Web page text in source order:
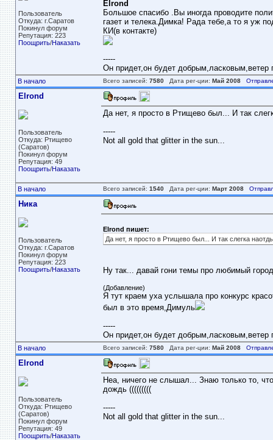
Пользователь
Откуда: г.Саратов
Покинул форум
Репутация: 223
Поощрить/Наказать
Elrond
Большое спасибо .Вы иногда проводите
газет и телека.Димка! Рада тебе,а то я уж
КИ(в контакте)
-----
Он придет,он будет добрым,ласковым,ветер
В начало Всего записей: 7580Дата рег-ции: Май 2008
Elrond
Пользователь
Откуда: Ртищево
(Саратов)
Покинул форум
Репутация: 49
Поощрить/Наказать
Да нет, я просто в Ртищево был... И так
-----
Not all gold that glitter in the sun...
В начало Всего записей: 1540Дата рег-ции: Март 2008
Ника
Пользователь
Откуда: г.Саратов
Покинул форум
Репутация: 223
Поощрить/Наказать
Elrond пишет:
Да нет, я просто в Ртищево был... И так слегка
Ну так... давай гони темы про любимый город
(Добавление)
Я тут краем уха услышала про конкурс
был в это время,Димуль
-----
Он придет,он будет добрым,ласковым,ветер
В начало Всего записей: 7580Дата рег-ции: Май 2008
Elrond
Пользователь
Откуда: Ртищево
(Саратов)
Покинул форум
Репутация: 49
Поощрить/Наказать
Неа, ничего не слышал... Знаю только то,
дождь (((((((((
-----
Not all gold that glitter in the sun...